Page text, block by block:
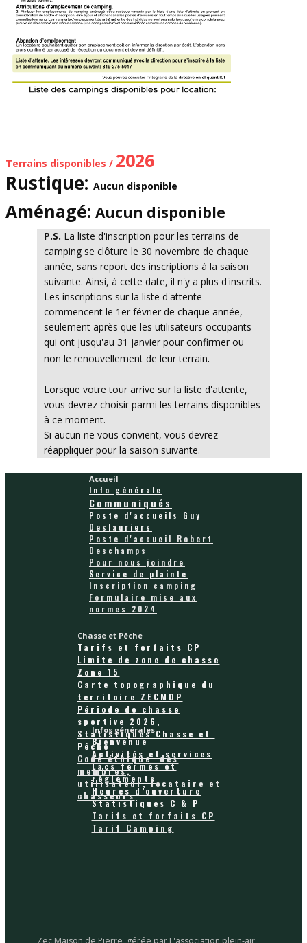
Terrains disponibles / 2026
Rustique: Aucun disponible
Aménagé: Aucun disponible
P.S. La liste d'inscription pour les terrains de
camping se clôture le 30 novembre de chaque
année, sans report des inscriptions à la saison
suivante. Ainsi, à cette date, il n'y a plus d'inscrits.
Les inscriptions sur la liste d'attente
commencent le 1er février de chaque année,
seulement après que les utilisateurs occupants
qui ont jusqu'au 31 janvier pour confirmer ou
non le renouvellement de leur terrain.
Lorsque votre tour arrive sur la liste d'attente,
vous devrez choisir parmi les terrains disponibles
à ce moment.
Si aucun ne vous convient, vous devrez
réappliquer pour la saison suivante.
Accueil
Info générale
Communiqués
Poste d'accueils Guy
Deslauriers
Poste d'accueil Robert
Deschamps
Pour nous joindre
Service de plainte
Inscription camping
Formulaire mise aux
normes 2024
Infos générales
Bienvenue
Activités et services
Lacs fermés et
règlements
Heures d’ouverture
Statistiques C & P
Tarifs et forfaits CP
Tarif Camping
Chasse et Pêche
Tarifs et forfaits CP
Limite de zone de chasse
Zone 15
Carte topographique du
territoire ZECMDP
Période de chasse
sportive 2026,
Statistiques Chasse et
Pêche
Code éthique des
membres,
utilisateur, locataire et
chasseurs
Zec Maison de Pierre, gérée par L'association plein-air,